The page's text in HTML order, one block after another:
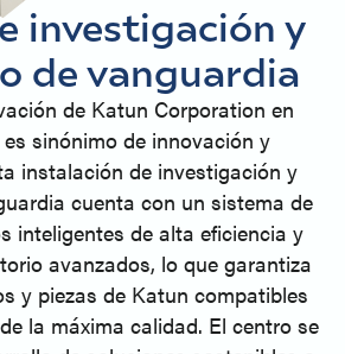
investigación y
de vanguardia
de Katun Corporation en
sinónimo de innovación y
instalación de investigación y
cuenta con un sistema de
inteligentes de alta eficiencia y
avanzados, lo que garantiza
y piezas de Katun compatibles
la máxima calidad. El centro se